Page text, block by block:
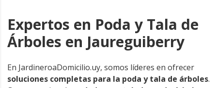
Expertos en Poda y Tala de
Árboles en Jaureguiberry
En JardineroaDomicilio.uy, somos líderes en ofrecer
soluciones completas para la poda y tala de árboles.